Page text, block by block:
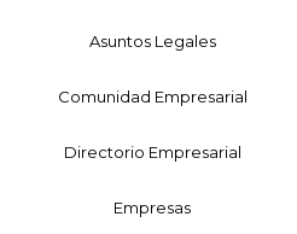
Asuntos Legales
Comunidad Empresarial
Directorio Empresarial
Empresas